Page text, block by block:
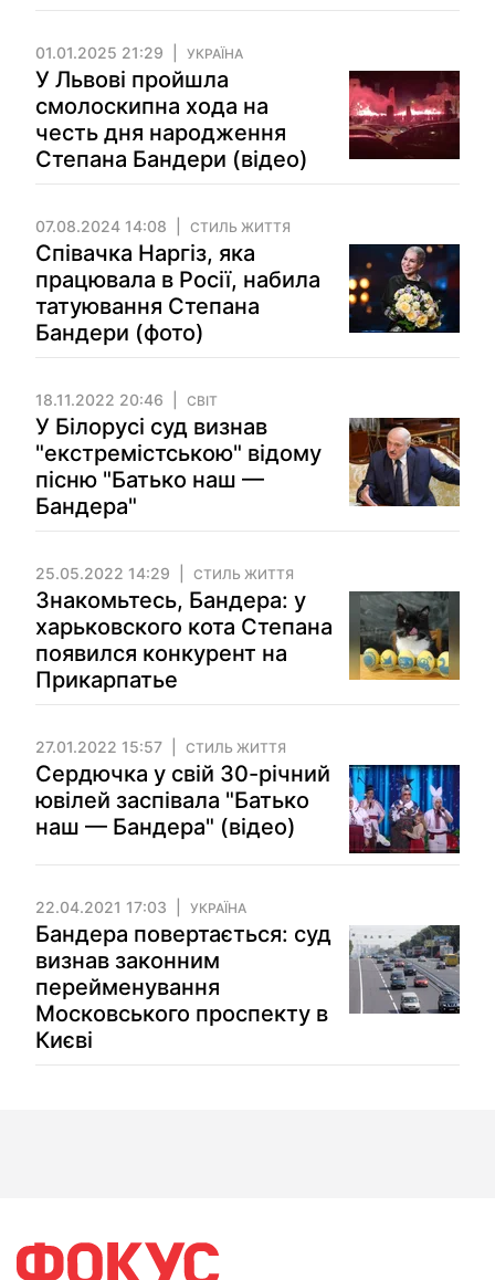
01.01.2025 21:29 УКРАЇНА
У Львові пройшла
смолоскипна хода на
честь дня народження
Степана Бандери (відео)
07.08.2024 14:08 СТИЛЬ ЖИТТЯ
Співачка Наргіз, яка
працювала в Росії, набила
татуювання Степана
Бандери (фото)
18.11.2022 20:46 СВІТ
У Білорусі суд визнав
"екстремістською" відому
пісню "Батько наш —
Бандера"
25.05.2022 14:29 СТИЛЬ ЖИТТЯ
Знакомьтесь, Бандера: у
харьковского кота Степана
появился конкурент на
Прикарпатье
27.01.2022 15:57 СТИЛЬ ЖИТТЯ
Сердючка у свій 30-річний
ювілей заспівала "Батько
наш — Бандера" (відео)
22.04.2021 17:03 УКРАЇНА
Бандера повертається: суд
визнав законним
перейменування
Московського проспекту в
Києві